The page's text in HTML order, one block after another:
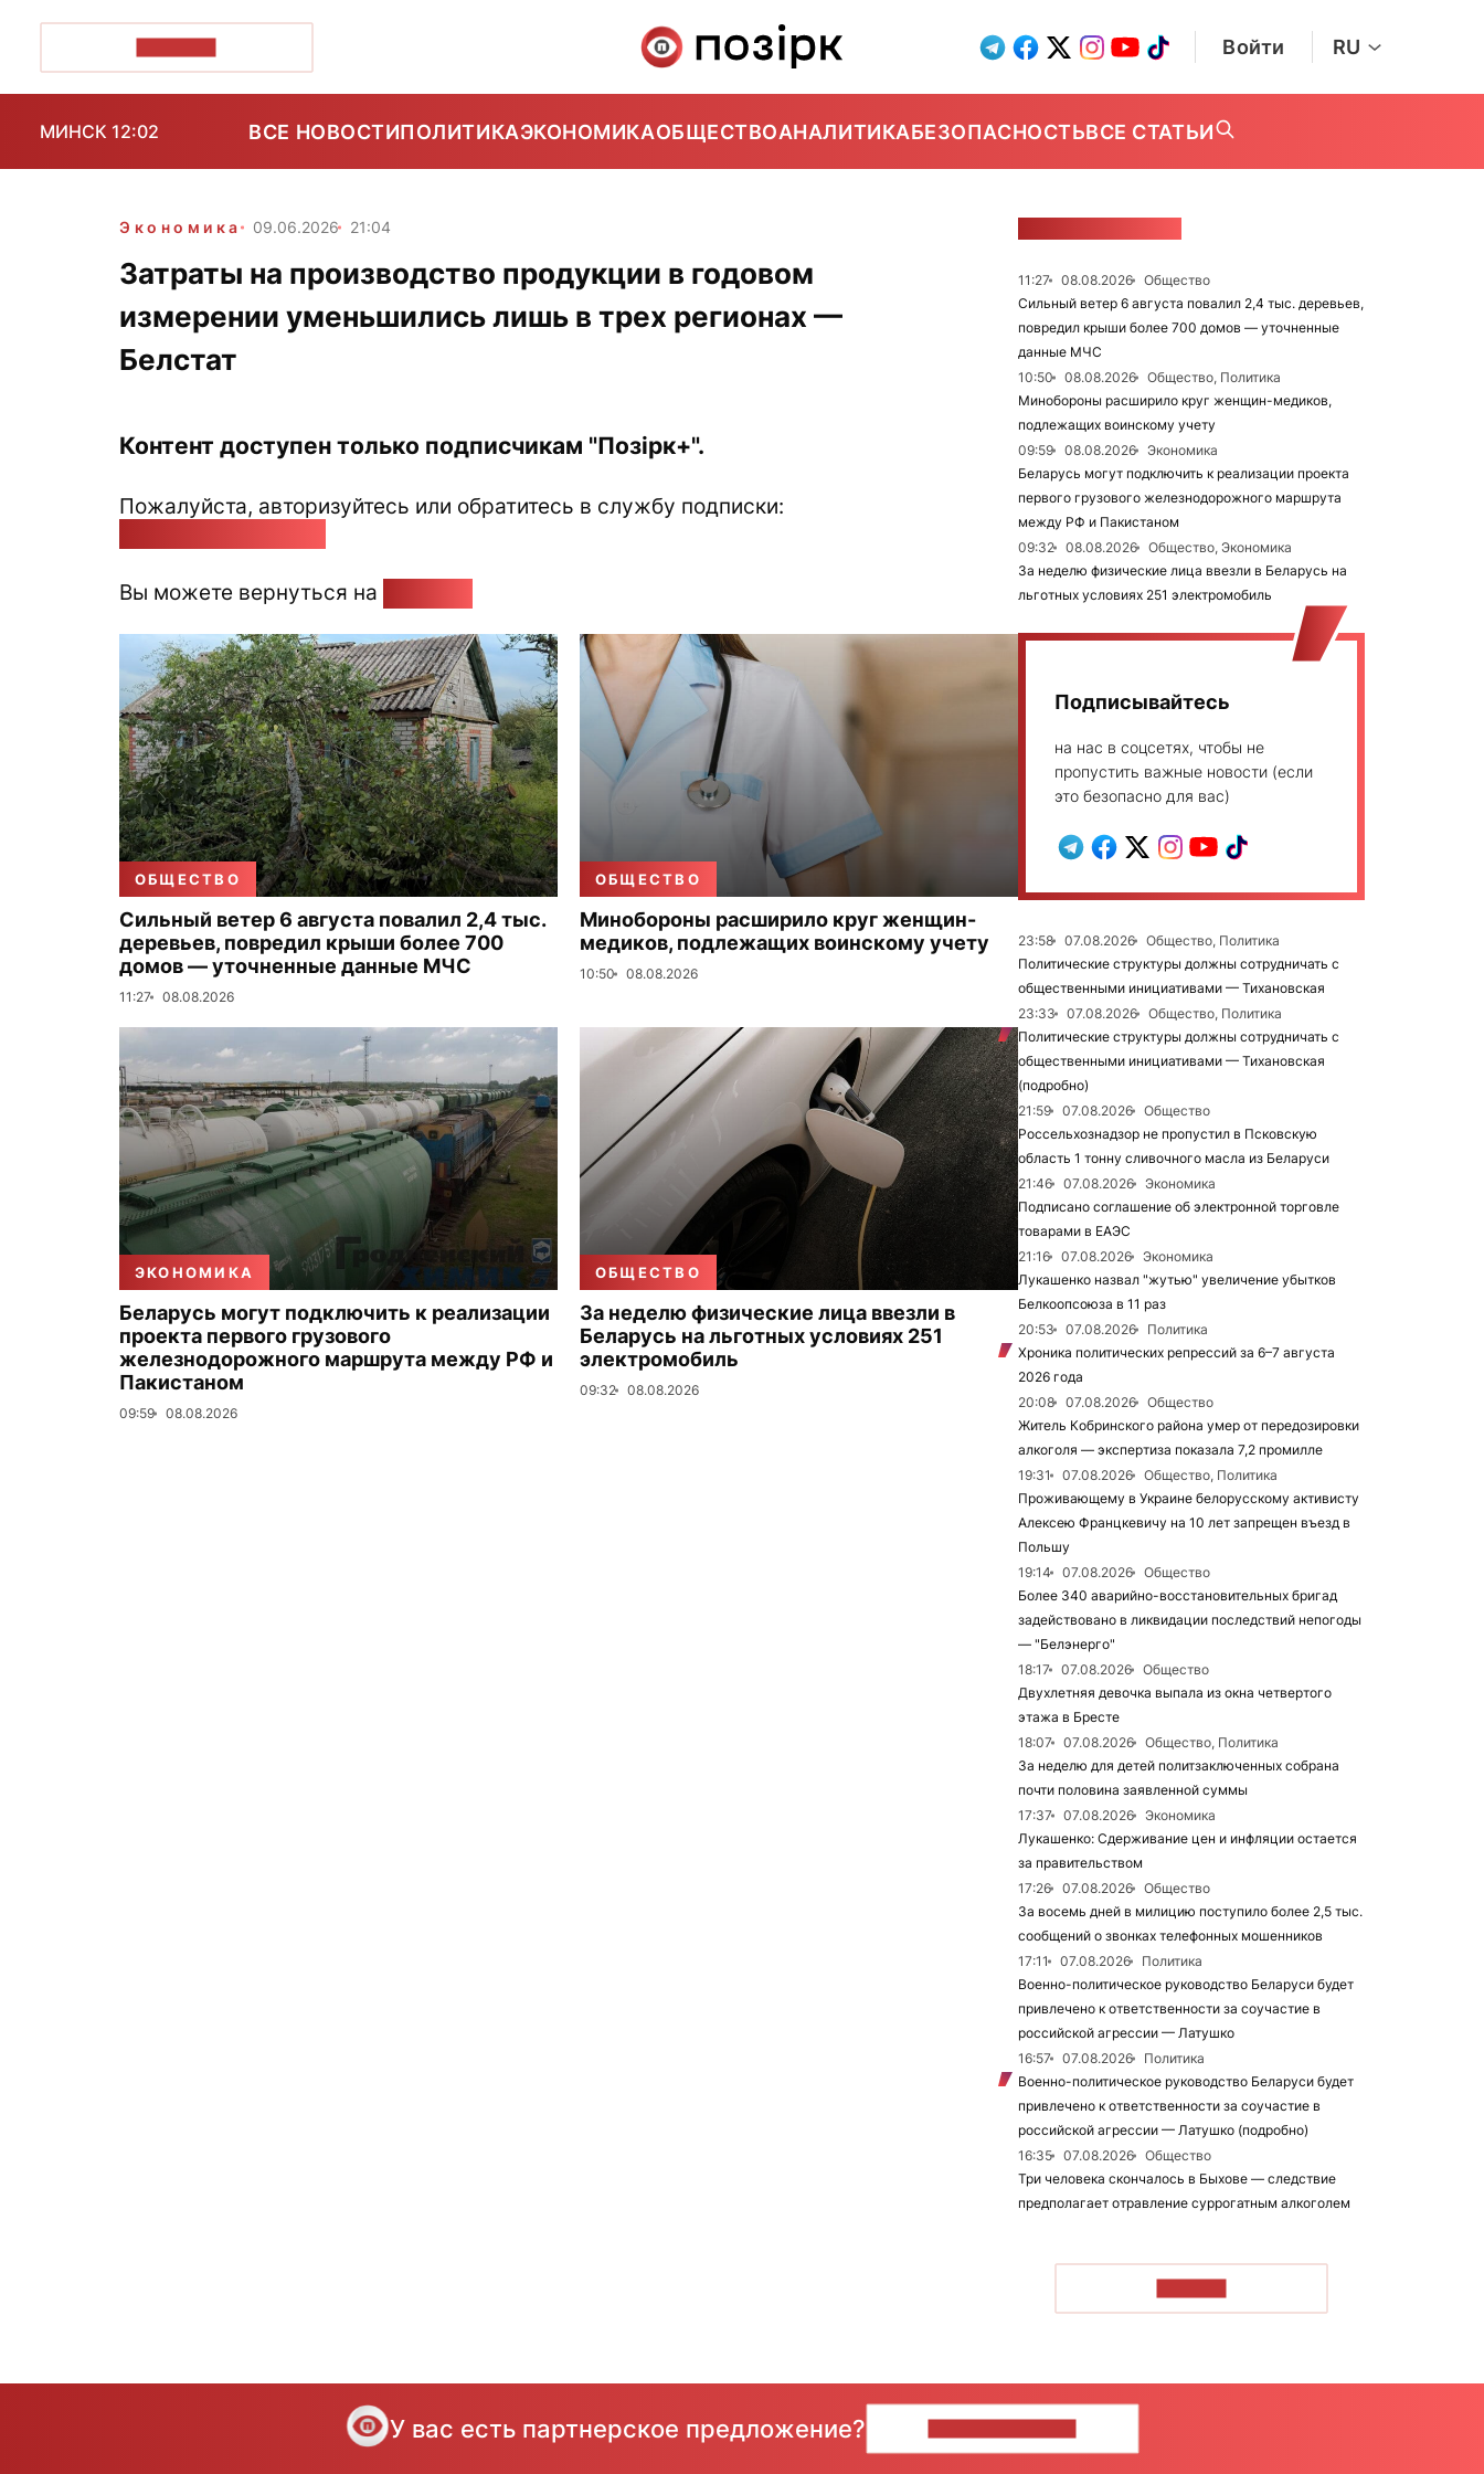
Войти RU
МИНСК 12:02 ВСЕ НОВОСТИПОЛИТИКАЭКОНОМИКАОБЩЕСТВОАНАЛИТИКАБЕЗОПАСНОСТЬВСЕ СТАТЬИ
Экономика 09.06.2026 21:04
Затраты на производство продукции в годовом
измерении уменьшились лишь в трех регионах —
Белстат
Контент доступен только подписчикам "Позірк+".
Пожалуйста, авторизуйтесь или обратитесь в службу подписки:
Вы можете вернуться на
ОБЩЕСТВО
Сильный ветер 6 августа повалил 2,4 тыс.
деревьев, повредил крыши более 700
домов — уточненные данные МЧС
11:27 08.08.2026
ОБЩЕСТВО
Минобороны расширило круг женщин-
медиков, подлежащих воинскому учету
10:50 08.08.2026
ЭКОНОМИКА
Беларусь могут подключить к реализации
проекта первого грузового
железнодорожного маршрута между РФ и
Пакистаном
09:59 08.08.2026
ОБЩЕСТВО
За неделю физические лица ввезли в
Беларусь на льготных условиях 251
электромобиль
09:32 08.08.2026
11:27 08.08.2026
Общество
Сильный ветер 6 августа повалил 2,4 тыс. деревьев,
повредил крыши более 700 домов — уточненные
данные МЧС
10:50
08.08.2026
Общество, Политика
Минобороны расширило круг женщин-медиков,
подлежащих воинскому учету
09:59
08.08.2026
Экономика
Беларусь могут подключить к реализации проекта
первого грузового железнодорожного маршрута
между РФ и Пакистаном
09:32
08.08.2026
Общество, Экономика
За неделю физические лица ввезли в Беларусь на
льготных условиях 251 электромобиль
Подписывайтесь
на нас в соцсетях, чтобы не
пропустить важные новости (если
это безопасно для вас)
23:58 07.08.2026
Общество, Политика
Политические структуры должны сотрудничать с
общественными инициативами — Тихановская
23:33
07.08.2026
Общество, Политика
Политические структуры должны сотрудничать с
общественными инициативами — Тихановская
(подробно)
21:59
07.08.2026
Общество
Россельхознадзор не пропустил в Псковскую
область 1 тонну сливочного масла из Беларуси
21:46
07.08.2026
Экономика
Подписано соглашение об электронной торговле
товарами в ЕАЭС
21:16
07.08.2026
Экономика
Лукашенко назвал "жутью" увеличение убытков
Белкоопсоюза в 11 раз
20:53
07.08.2026
Политика
Хроника политических репрессий за 6–7 августа
2026 года
20:08
07.08.2026
Общество
Житель Кобринского района умер от передозировки
алкоголя — экспертиза показала 7,2 промилле
19:31
07.08.2026
Общество, Политика
Проживающему в Украине белорусскому активисту
Алексею Францкевичу на 10 лет запрещен въезд в
Польшу
19:14
07.08.2026
Общество
Более 340 аварийно-восстановительных бригад
задействовано в ликвидации последствий непогоды
— "Белэнерго"
18:17
07.08.2026
Общество
Двухлетняя девочка выпала из окна четвертого
этажа в Бресте
18:07
07.08.2026
Общество, Политика
За неделю для детей политзаключенных собрана
почти половина заявленной суммы
17:37
07.08.2026
Экономика
Лукашенко: Сдерживание цен и инфляции остается
за правительством
17:26
07.08.2026
Общество
За восемь дней в милицию поступило более 2,5 тыс.
сообщений о звонках телефонных мошенников
17:11
07.08.2026
Политика
Военно-политическое руководство Беларуси будет
привлечено к ответственности за соучастие в
российской агрессии — Латушко
16:57
07.08.2026
Политика
Военно-политическое руководство Беларуси будет
привлечено к ответственности за соучастие в
российской агрессии — Латушко (подробно)
16:35
07.08.2026
Общество
Три человека скончалось в Быхове — следствие
предполагает отравление суррогатным алкоголем
У вас есть партнерское предложение?